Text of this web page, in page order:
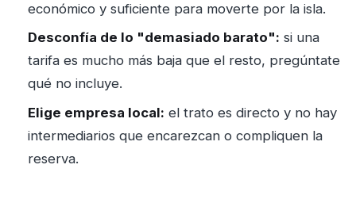
económico y suficiente para moverte por la isla.
Desconfía de lo "demasiado barato": si una
tarifa es mucho más baja que el resto, pregúntate
qué no incluye.
Elige empresa local: el trato es directo y no hay
intermediarios que encarezcan o compliquen la
reserva.